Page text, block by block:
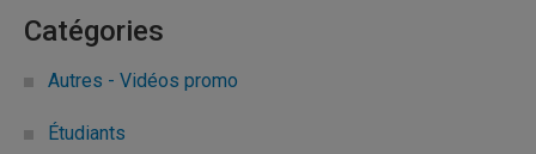
Catégories
Autres - Vidéos promo
Étudiants